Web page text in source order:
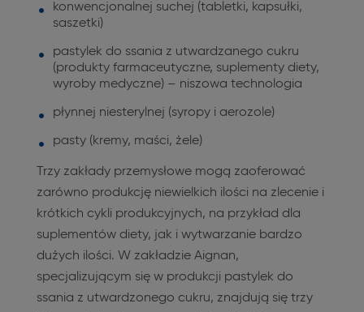
konwencjonalnej suchej (tabletki, kapsułki,
saszetki)
pastylek do ssania z utwardzanego cukru
(produkty farmaceutyczne, suplementy diety,
wyroby medyczne) – niszowa technologia
płynnej niesterylnej (syropy i aerozole)
pasty (kremy, maści, żele)
Trzy zakłady przemysłowe mogą zaoferować
zarówno produkcję niewielkich ilości na zlecenie i
krótkich cykli produkcyjnych, na przykład dla
suplementów diety, jak i wytwarzanie bardzo
dużych ilości. W zakładzie Aignan,
specjalizującym się w produkcji pastylek do
ssania z utwardzonego cukru, znajdują się trzy